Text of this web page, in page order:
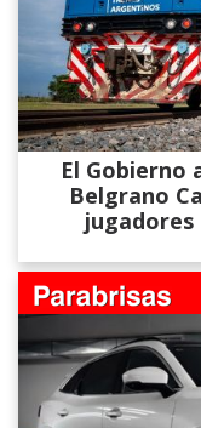
El Gobierno
Belgrano